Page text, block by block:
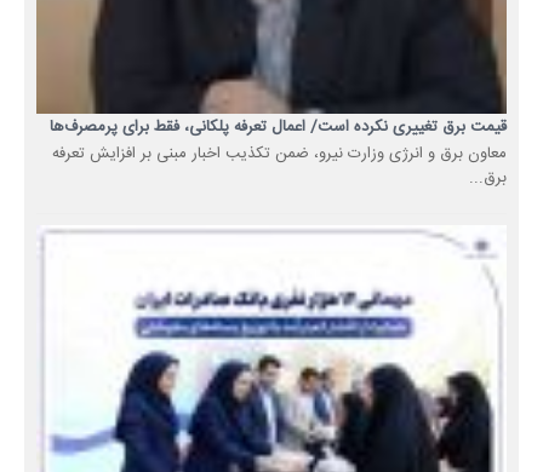
قیمت برق تغییری نکرده است/ اعمال تعرفه پلکانی، فقط برای پرمصرف‌ها
معاون برق و انرژی وزارت نیرو، ضمن تکذیب اخبار مبنی بر افزایش تعرفه
برق...